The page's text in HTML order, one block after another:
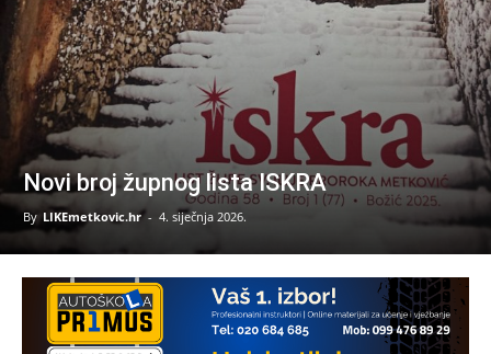
Novi broj župnog lista ISKRA
By LIKEmetkovic.hr - 4. siječnja 2026.